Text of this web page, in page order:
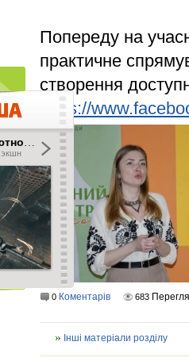
Попереду на
практичне
створення
https://
0 Коментарів 683
Інші матеріали розділу